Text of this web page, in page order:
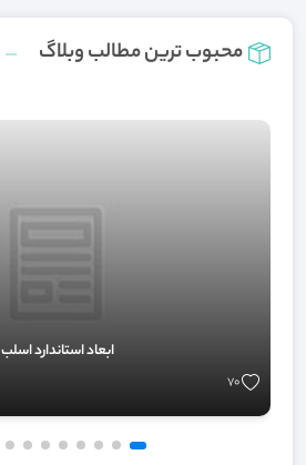
محبوب ترین مطالب وبلاگ
ابعاد استاندارد اسلب
70